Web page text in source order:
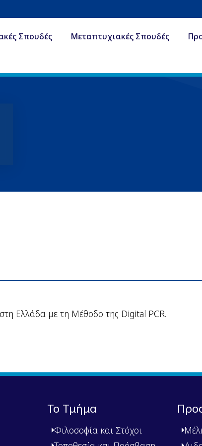
Σπουδές Μεταπτυχιακές Σπουδές
Ελλάδα με τη Μέθοδο της Digital PCR.
Το Τμήμα
Φιλοσοφία και Στόχοι